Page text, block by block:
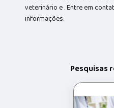
veterinário e . Entre em
informações.
Pesquisas